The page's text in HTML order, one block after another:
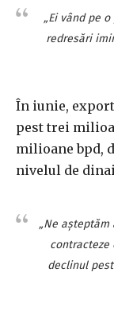
„Ei vând pe
redresări
În iunie,
pest trei
milioane bpd,
nivelul de
„Ne
contracteze
declinul